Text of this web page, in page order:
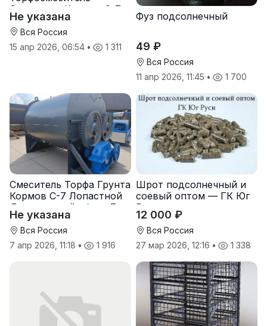
Смеситель Кормов С-7
Не указана
Вся Россия
15 апр 2026, 06:54 • 1 311
Фуз подсолнечный
49 ₽
Вся Россия
11 апр 2026, 11:45 • 1 700
Смеситель Торфа Грунта
Кормов С-7 Лопастной
Двухвальный обьем 7
м3
Не указана
Вся Россия
7 апр 2026, 11:18 • 1 916
Шрот подсолнечный и
соевый оптом — ГК Юг
Руси
12 000 ₽
Вся Россия
27 мар 2026, 12:16 • 1 338